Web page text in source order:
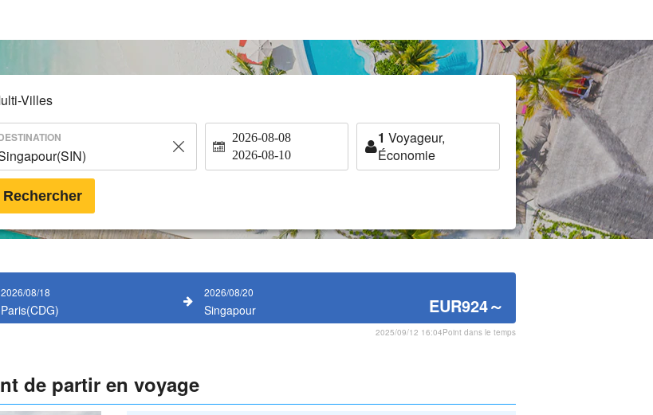
Villes
2026-08-08
2026-08-10
1 Voyageur,
Économie
Rechercher
2026/08/18
Paris(CDG)
2026/08/20
Singapour EUR924～
2025/09/12 16:04Point dans le temps
de partir en voyage